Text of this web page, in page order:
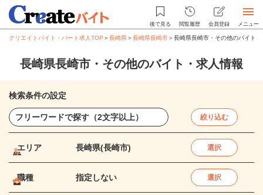
後で見る 閲覧履歴 会員登録 メニュー
クリエイトバイト・パート求人TOP ＞長崎県＞長崎県長崎市＞長崎県長崎市・その他のバイト
長崎県長崎市・その他のバイト・求人情報
検索条件の設定
絞り込む
エリア 長崎県(長崎市) 選択
職種 指定しない 選択